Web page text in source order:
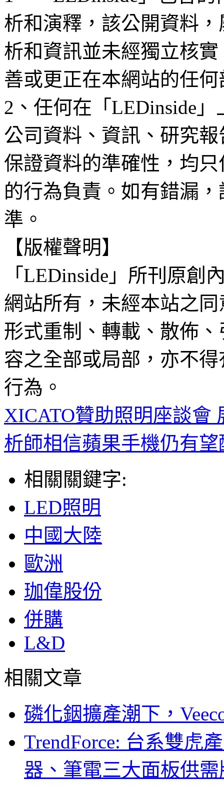
析和演釋，該公開資料
析和資訊並未經獨立核
善或更正在本網站的任
2、任何在「LEDinside
公司資料、資訊、研究
保證資料的準確性，均
的行為負責。如有錯漏
準。
【版權聲明】
「LEDinside」所刊原創
網站所有，未經本站之
形式重制、轉載、散佈
容之全部或局部，亦不
行為。
XICATO贊助照明座談會
析師相信蘋果手機仍有
相關關鍵字:
LED照明
中國大陸
歐洲
珈偉股份
併購
L&D
相關文章
磷化銦擴產潮下，
TrendForce: 台系雙虎
器、筆電三大面板供需